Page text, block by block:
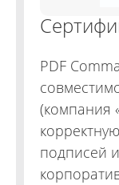
PDF
(компания
подписей